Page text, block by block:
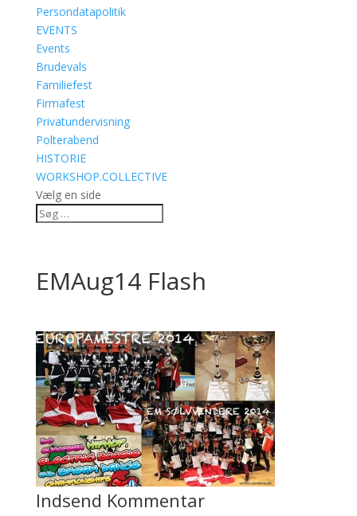
Persondatapolitik
EVENTS
Events
Brudevals
Familiefest
Firmafest
Privatundervisning
Polterabend
HISTORIE
WORKSHOP.COLLECTIVE
Vælg en side
EMAug14 Flash
Indsend Kommentar